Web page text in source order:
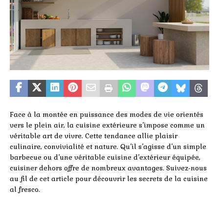
Face à la montée en puissance des modes de vie orientés
vers le plein air, la cuisine extérieure s’impose comme un
véritable art de vivre. Cette tendance allie plaisir
culinaire, convivialité et nature. Qu’il s’agisse d’un simple
barbecue ou d’une véritable cuisine d’extérieur équipée,
cuisiner dehors offre de nombreux avantages. Suivez-nous
au fil de cet article pour découvrir les secrets de la cuisine
al fresco.